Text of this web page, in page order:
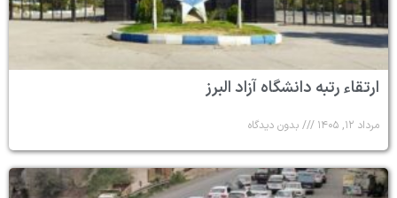
ارتقاء رتبه دانشگاه آزاد البرز
مرداد ۱۲, ۱۴۰۵ بدون دیدگاه